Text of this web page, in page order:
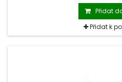
Přidat
Přidat k